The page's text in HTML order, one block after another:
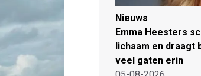
Nieuws
Emma Heesters
lichaam en draagt
veel gaten erin